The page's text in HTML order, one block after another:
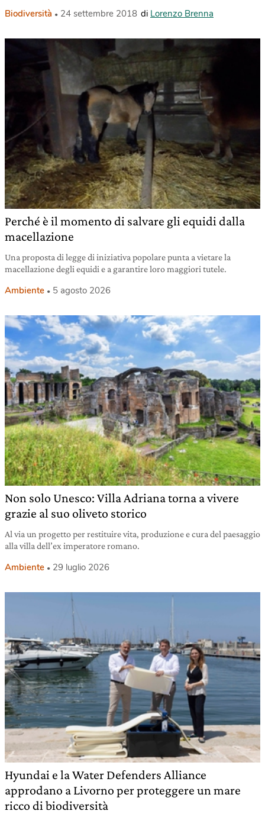
Biodiversità 24 settembre 2018 di Lorenzo Brenna
Perché è il momento di salvare gli equidi dalla
macellazione
Una proposta di legge di iniziativa popolare punta a vietare la
macellazione degli equidi e a garantire loro maggiori tutele.
Ambiente 5 agosto 2026
Non solo Unesco: Villa Adriana torna a vivere
grazie al suo oliveto storico
Al via un progetto per restituire vita, produzione e cura del paesaggio
alla villa dell’ex imperatore romano.
Ambiente 29 luglio 2026
Hyundai e la Water Defenders Alliance
approdano a Livorno per proteggere un mare
ricco di biodiversità